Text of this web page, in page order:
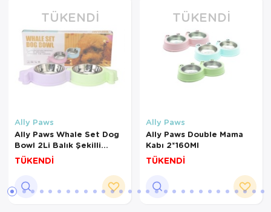
TÜKENDI
Ally Paws
Ally Paws Whale Set Dog
Bowl 2Li Balık Şekilli
Mama Kabı
TÜKENDİ
TÜKENDI
Ally Paws
Ally Paws Double Mama
Kabı 2*160Ml
TÜKENDİ